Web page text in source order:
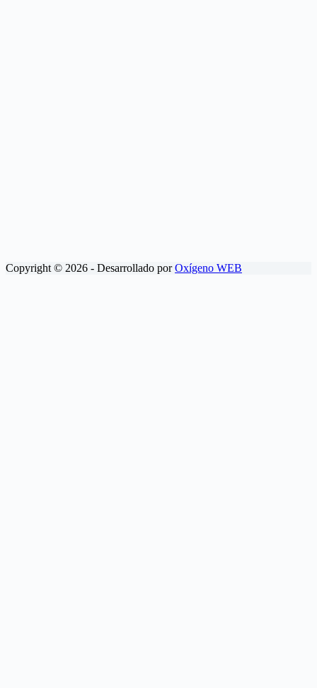
Copyright © 2026 - Desarrollado porOxígeno WEB